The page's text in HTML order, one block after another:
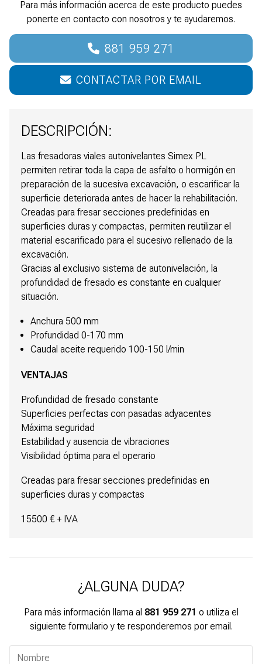
Para más información acerca de este producto puedes
ponerte en contacto con nosotros y te ayudaremos.
881 959 271
CONTACTAR POR EMAIL
DESCRIPCIÓN:
Las fresadoras viales autonivelantes Simex PL
permiten retirar toda la capa de asfalto o hormigón en
preparación de la sucesiva excavación, o escarificar la
superficie deteriorada antes de hacer la rehabilitación.
Creadas para fresar secciones predefinidas en
superficies duras y compactas, permiten reutilizar el
material escarificado para el sucesivo rellenado de la
excavación.
Gracias al exclusivo sistema de autonivelación, la
profundidad de fresado es constante en cualquier
situación.
Anchura 500 mm
Profundidad 0-170 mm
Caudal aceite requerido 100-150 l/min
VENTAJAS
Profundidad de fresado constante
Superficies perfectas con pasadas adyacentes
Máxima seguridad
Estabilidad y ausencia de vibraciones
Visibilidad óptima para el operario
Creadas para fresar secciones predefinidas en
superficies duras y compactas
15500 € + IVA
¿ALGUNA DUDA?
Para más información llama al 881 959 271 o utiliza el
siguiente formulario y te responderemos por email.